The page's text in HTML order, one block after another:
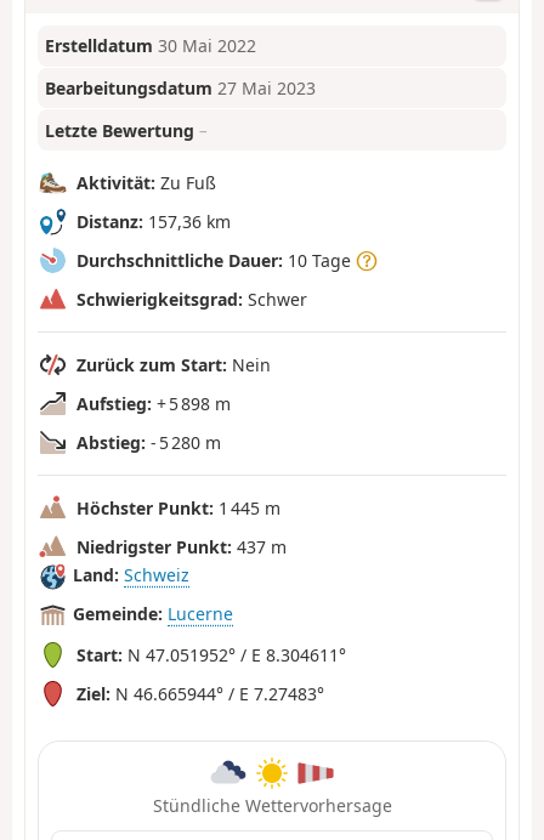
Erstelldatum 30 Mai 2022
Bearbeitungsdatum 27 Mai 2023
Letzte Bewertung –
Aktivität: Zu Fuß
Distanz: 157,36 km
Durchschnittliche Dauer: 10 Tage
Schwierigkeitsgrad: Schwer
Zurück zum Start: Nein
Aufstieg: + 5 898 m
Abstieg: - 5 280 m
Höchster Punkt: 1 445 m
Niedrigster Punkt: 437 m
Land: Schweiz
Gemeinde: Lucerne
Start: N 47.051952° / E 8.304611°
Ziel: N 46.665944° / E 7.27483°
Stündliche Wettervorhersage